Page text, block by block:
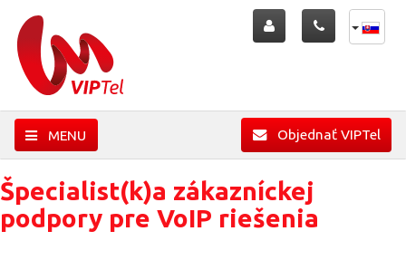
MENU Objednať VIPTel
Špecialist(k)a zákazníckej
podpory pre VoIP riešenia